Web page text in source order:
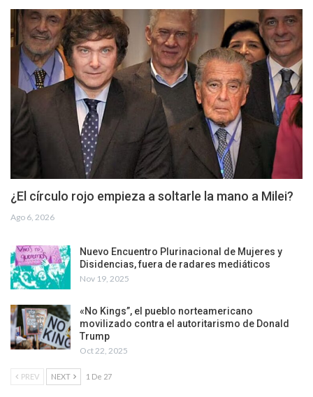
¿El círculo rojo empieza a soltarle la mano a Milei?
Ago 6, 2026
Nuevo Encuentro Plurinacional de Mujeres y
Disidencias, fuera de radares mediáticos
Nov 19, 2025
«No Kings”, el pueblo norteamericano
movilizado contra el autoritarismo de Donald
Trump
Oct 22, 2025
PREV NEXT 1 De 27